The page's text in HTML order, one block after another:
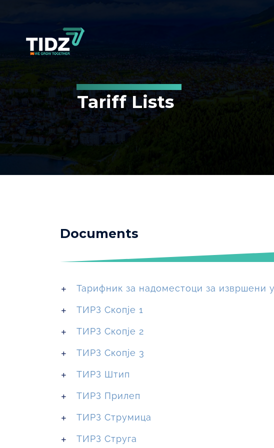
content
Tariff Lists
Documents
Тарифник за надоместоци за извршени
ТИРЗ Скопје 1
ТИРЗ Скопје 2
ТИРЗ Скопје 3
ТИРЗ Штип
ТИРЗ Прилеп
ТИРЗ Струмица
ТИРЗ Струга